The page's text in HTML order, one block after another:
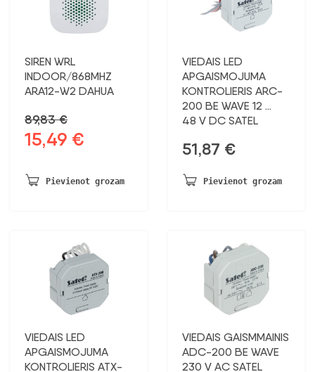
SIREN WRL
INDOOR/868MHZ
ARA12-W2 DAHUA
89,83€
Sākotnējā
bija:
89,83 €.
15,49 €
15,49 €.
Pievienot grozam
VIEDAIS LED
APGAISMOJUMA
KONTROLIERIS ARC-
200 BE WAVE 12 …
48 V DC SATEL
51,87 €
Pievienot grozam
VIEDAIS LED
APGAISMOJUMA
KONTROLIERIS ATX-
VIEDAIS GAISMMAINIS
ADC-200 BE WAVE
230 V AC SATEL